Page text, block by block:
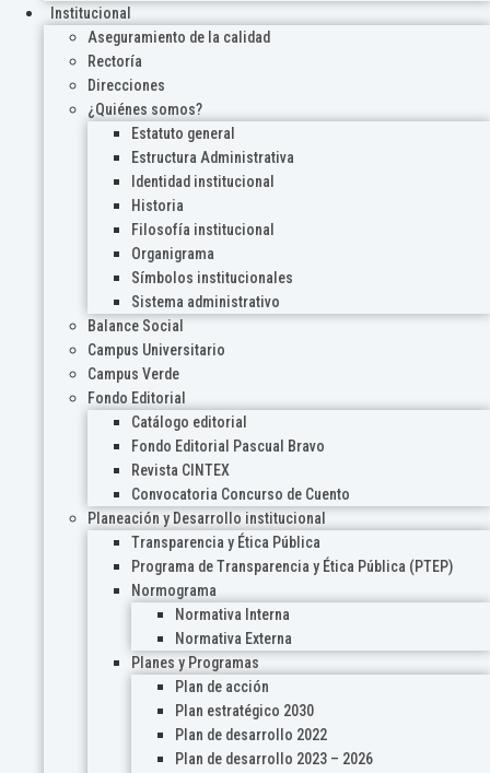
Institucional
Aseguramiento de la calidad
Rectoría
Direcciones
¿Quiénes somos?
Estatuto general
Estructura Administrativa
Identidad institucional
Historia
Filosofía institucional
Organigrama
Símbolos institucionales
Sistema administrativo
Balance Social
Campus Universitario
Campus Verde
Fondo Editorial
Catálogo editorial
Fondo Editorial Pascual Bravo
Revista CINTEX
Convocatoria Concurso de Cuento
Planeación y Desarrollo institucional
Transparencia y Ética Pública
Programa de Transparencia y Ética Pública (PTEP)
Normograma
Normativa Interna
Normativa Externa
Planes y Programas
Plan de acción
Plan estratégico 2030
Plan de desarrollo 2022
Plan de desarrollo 2023 – 2026